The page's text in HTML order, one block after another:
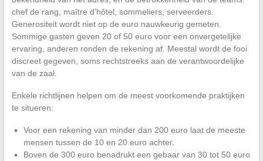
chef de rang, maître d’hôtel, sommeliers, serveerders.
Generositeit wordt niet op de euro nauwkeurig gemeten.
Sommige gasten geven 20 of 50 euro voor een onvergetelijke
ervaring, anderen ronden de rekening af. Meestal wordt de fooi
discreet gegeven, soms rechtstreeks aan de verantwoordelijke
van de zaal.
Enkele richtlijnen helpen om de meest voorkomende praktijken
te situeren:
Voor een rekening van minder dan 200 euro laat de meeste
mensen tussen de 10 en 20 euro achter.
Boven de 300 euro benadrukt een gebaar van 30 tot 50 euro